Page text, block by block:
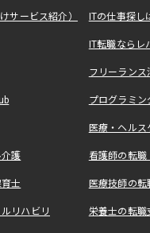
サービス紹介） ITの仕事探
IT転職なら
フリーラン
プログラミ
医療・ヘル
護 看護師の転
士 医療技師の
リハビリ 栄養士の転